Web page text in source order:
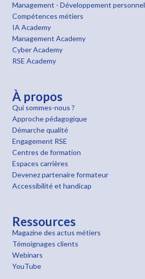
Management - Développement personnel
Compétences métiers
IA Academy
Management Academy
Cyber Academy
RSE Academy
À propos
Qui sommes-nous ?
Approche pédagogique
Démarche qualité
Engagement RSE
Centres de formation
Espaces carrières
Devenez partenaire formateur
Accessibilité et handicap
Ressources
Magazine des actus métiers
Témoignages clients
Webinars
YouTube